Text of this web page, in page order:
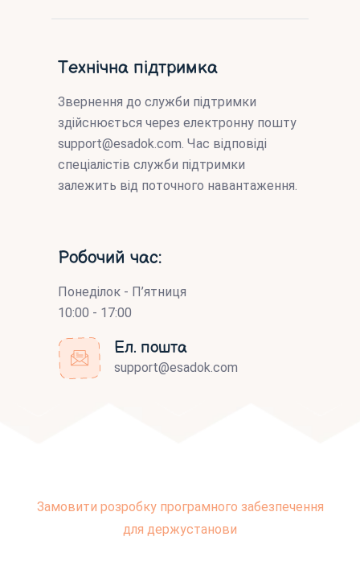
Технічна підтримка
Звернення до служби підтримки
здійснюється через електронну пошту
support@esadok.com. Час відповіді
спеціалістів служби підтримки
залежить від поточного навантаження.
Робочий час:
Понеділок - П’ятниця
10:00 - 17:00
Ел. пошта
support@esadok.com
Замовити розробку програмного забезпечення
для держустанови